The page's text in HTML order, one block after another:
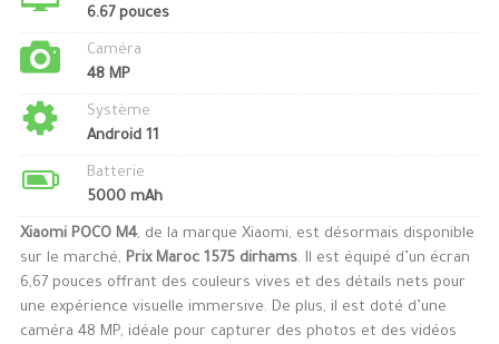
6.67 pouces
Caméra
48 MP
Système
Android 11
Batterie
5000 mAh
Xiaomi POCO M4, de la marque Xiaomi, est désormais disponible
sur le marché, Prix Maroc 1575 dirhams. Il est équipé d’un écran
6,67 pouces offrant des couleurs vives et des détails nets pour
une expérience visuelle immersive. De plus, il est doté d’une
caméra 48 MP, idéale pour capturer des photos et des vidéos